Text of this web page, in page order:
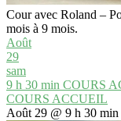
Cour avec Roland –
mois à 9 mois.
Août
29
sam
9 h 30 min COURS
COURS ACCUEIL
Août 29 @ 9 h 30